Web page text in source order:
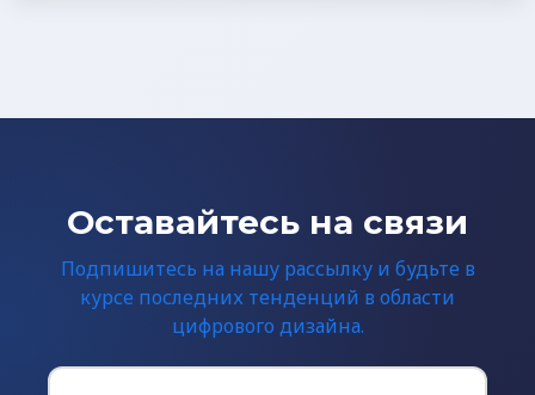
Оставайтесь на связи
Подпишитесь на нашу рассылку и будьте в
курсе последних тенденций в области
цифрового дизайна.